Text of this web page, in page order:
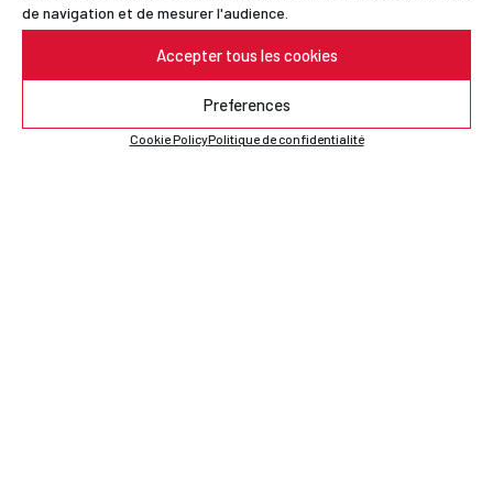
de navigation et de mesurer l'audience.
Accepter tous les cookies
Preferences
Cookie PolicyPolitique de confidentialité